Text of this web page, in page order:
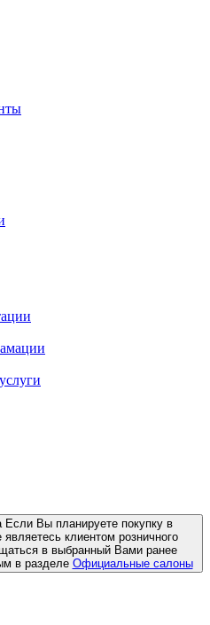
Если Вы планируете покупку в
клиентом розничного
в выбранный Вами ранее
в разделе Официальные салоны